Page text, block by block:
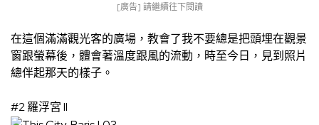
[廣告] 請繼續往下閱讀
在這個滿滿觀光客的廣場，教會了我不要總是把頭埋在觀景
窗跟螢幕後，體會著溫度跟風的流動，時至今日，見到照片
總伴起那天的樣子。
#2 羅浮宮 II